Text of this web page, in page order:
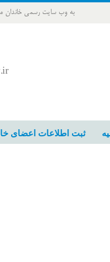
به وب سایت رسمی
ثبت اطلاعات اعضای